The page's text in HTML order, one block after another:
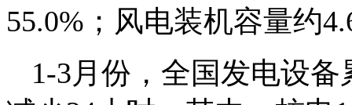
55.0%；风电装机容量约
1-3月份，全国发电设